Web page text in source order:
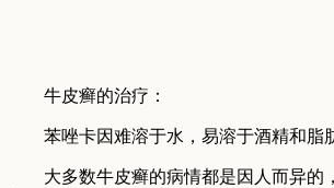
牛皮癣的治疗：
苯唑卡因难溶于水，易溶于酒精和脂肪
大多数牛皮癣的病情都是因人而异的，